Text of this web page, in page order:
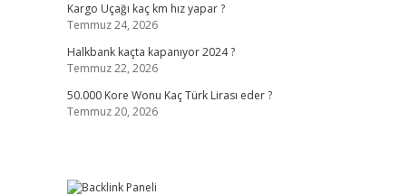
Kargo Uçağı kaç km hız yapar ?
Temmuz 24, 2026
Halkbank kaçta kapanıyor 2024 ?
Temmuz 22, 2026
50.000 Kore Wonu Kaç Türk Lirası eder ?
Temmuz 20, 2026